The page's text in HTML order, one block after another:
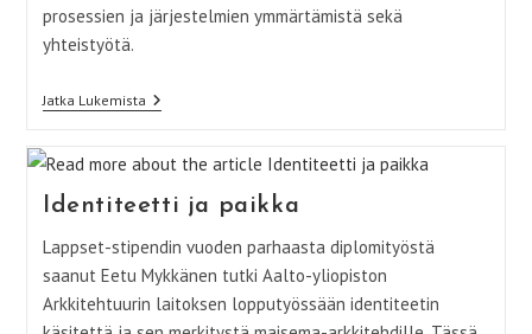
prosessien ja järjestelmien ymmärtämistä sekä
yhteistyötä.
Jatka LukemistaTiheikössä
Elämän
Rikastuttajana
Ja
Kohtaamispaikkana
Identiteetti ja paikka
Lappset-stipendin vuoden parhaasta diplomityöstä
saanut Eetu Mykkänen tutki Aalto-yliopiston
Arkkitehtuurin laitoksen lopputyössään identiteetin